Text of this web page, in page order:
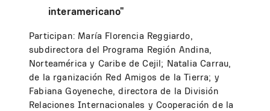
interamericano"
Participan: María Florencia Reggiardo,
subdirectora del Programa Región Andina,
Norteamérica y Caribe de Cejil; Natalia Carrau,
de la rganización Red Amigos de la Tierra; y
Fabiana Goyeneche, directora de la División
Relaciones Internacionales y Cooperación de la